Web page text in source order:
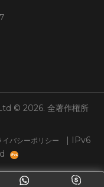
© 2026. 全著作権所
イバシーポリシー
| IPv6